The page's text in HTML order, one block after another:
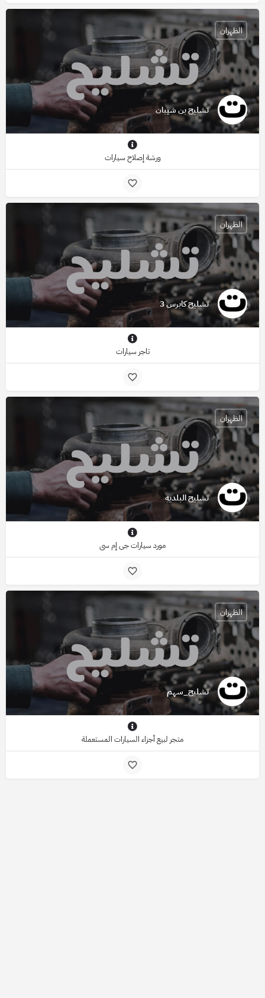
تشليح بن شيبان
الظهران
ورشة إصلاح سيارات
تشليح كابرس 3
الظهران
تاجر سيارات
تشليح البلديه
الظهران
مورد سيارات جي إم سي
تشليح_سهم
الظهران
متجر لبيع أجزاء السيارات المستعملة